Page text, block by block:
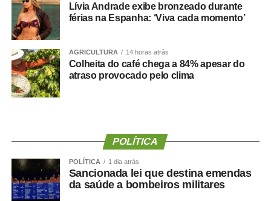
A partir da definição, afirmou o empresário, pessoas
foram mobilizadas e uma estrutura de campanha
começou a ser organizada.
“Fiz isso de boa-fé, acreditando na palavra empenhada e
na seriedade de uma decisão tomada por quem pretende
A manifestação ocorre apenas dois dias depois de Maluf
confirmar publicamente sua indicação para a vice.
Durante a convenção do Novo, na quarta-feira (5), ele
chegou a descartar a possibilidade de uma nova
mudança.
Lívia Andrade exibe bronzeado durante
férias na Espanha: ‘Viva cada momento’
AGRICULTURA 14 horas atrás
Colheita do café chega a 84% apesar do
atraso provocado pelo clima
POLÍTICA
POLÍTICA 1 dia atrás
Sancionada lei que destina emendas
da saúde a bombeiros militares